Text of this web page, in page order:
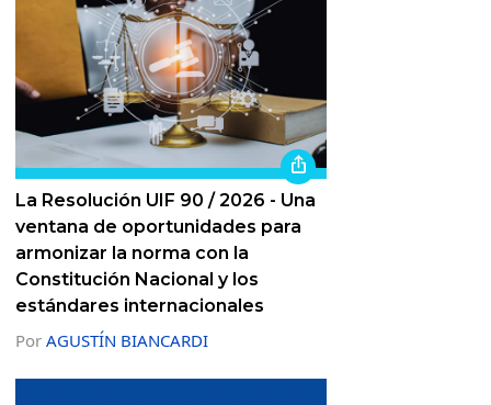
La Resolución UIF 90 / 2026 - Una
ventana de oportunidades para
armonizar la norma con la
Constitución Nacional y los
estándares internacionales
Por AGUSTÍN BIANCARDI